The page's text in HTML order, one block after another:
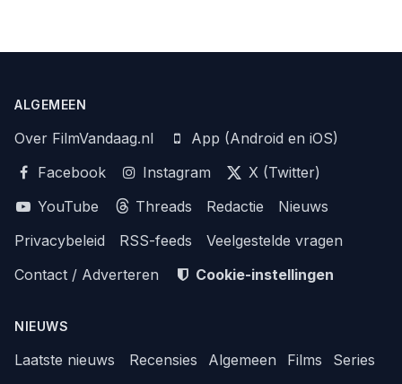
ALGEMEEN
Over FilmVandaag.nl
App (Android en iOS)
Facebook
Instagram
X (Twitter)
YouTube
Threads Redactie
Nieuws
Privacybeleid
RSS-feeds
Veelgestelde vragen
Contact / Adverteren
Cookie-instellingen
NIEUWS
Laatste nieuws Recensies Algemeen Films
Series